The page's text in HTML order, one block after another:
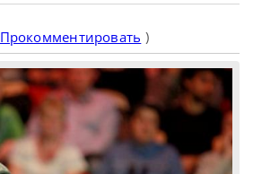
Прокомментировать )